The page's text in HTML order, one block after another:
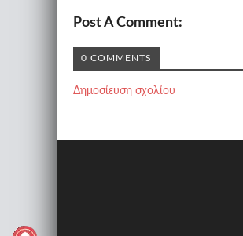
Post A Comment:
0 COMMENTS
Δημοσίευση σχολίου